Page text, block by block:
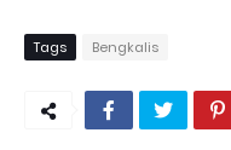
Tags Bengkalis